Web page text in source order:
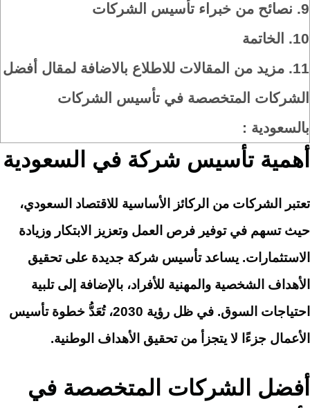
9. نصائح من خبراء تأسيس الشركات
10.
الخاتمة
11. مزيد من المقالات للاطلاع بالاضافة لمقال أفضل
الشركات المتخصصة في تأسيس الشركات
بالسعودية :
أهمية تأسيس شركة في السعودية
تعتبر الشركات من الركائز الأساسية للاقتصاد السعودي،
حيث تسهم في توفير فرص العمل وتعزيز الابتكار وزيادة
الاستثمارات. يساعد تأسيس شركة جديدة على تحقيق
الأهداف الشخصية والمهنية للأفراد، بالإضافة إلى تلبية
احتياجات السوق. في ظل رؤية 2030، تُعَدُّ خطوة تأسيس
الأعمال جزءًا لا يتجزأ من تحقيق الأهداف الوطنية.
أفضل الشركات المتخصصة في